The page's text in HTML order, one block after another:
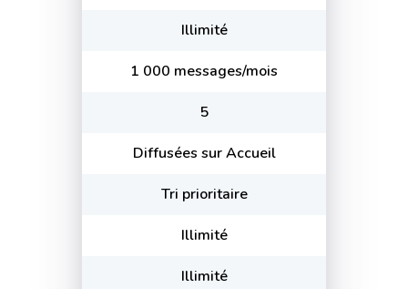
Illimité
1 000 messages/mois
5
Diffusées sur Accueil
Tri prioritaire
Illimité
Illimité